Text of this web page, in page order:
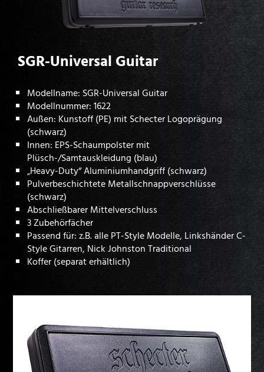
SGR-Universal Guitar
Modellname: SGR-Universal Guitar
Modellnummer: 1622
Außen: Kunstoff (PE) mit Schecter Logoprägung
(schwarz)
Innen: EPS-Schaumpolster mit
Plüsch-/Samtauskleidung (blau)
„Heavy-Duty“ Aluminiumhandgriff (schwarz)
Pulverbeschichtete Metallschnappverschlüsse
(schwarz)
Abschließbarer Mittelverschluss
3 Zubehörfächer
Passend für: z.B. alle PT-Style Modelle, Linkshänder C-
Style Gitarren, Nick Johnston Traditional
Koffer (separat erhältlich)